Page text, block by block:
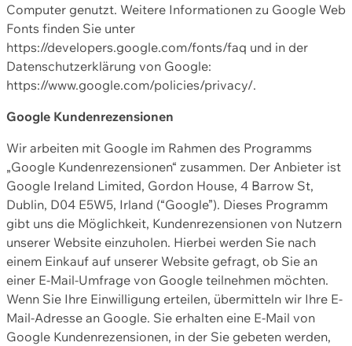
Computer genutzt. Weitere Informationen zu Google Web
Fonts finden Sie unter
https://developers.google.com/fonts/faq und in der
Datenschutzerklärung von Google:
https://www.google.com/policies/privacy/.
Google Kundenrezensionen
Wir arbeiten mit Google im Rahmen des Programms
„Google Kundenrezensionen“ zusammen. Der Anbieter ist
Google Ireland Limited, Gordon House, 4 Barrow St,
Dublin, D04 E5W5, Irland (“Google”). Dieses Programm
gibt uns die Möglichkeit, Kundenrezensionen von Nutzern
unserer Website einzuholen. Hierbei werden Sie nach
einem Einkauf auf unserer Website gefragt, ob Sie an
einer E-Mail-Umfrage von Google teilnehmen möchten.
Wenn Sie Ihre Einwilligung erteilen, übermitteln wir Ihre E-
Mail-Adresse an Google. Sie erhalten eine E-Mail von
Google Kundenrezensionen, in der Sie gebeten werden,